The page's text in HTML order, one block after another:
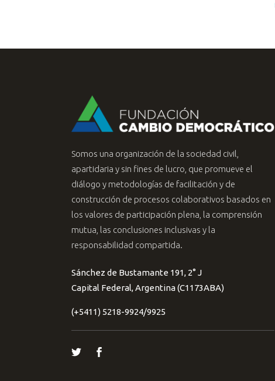
Somos una organización de la sociedad civil,
apartidaria y sin fines de lucro, que promueve el
diálogo y metodologías de facilitación y de
construcción de procesos colaborativos basados en
los valores de participación plena, la comprensión
mutua, las conclusiones inclusivas y la
responsabilidad compartida.
Sánchez de Bustamante 191, 2° J
Capital Federal, Argentina (C1173ABA)
(+5411) 5218-9924/9925